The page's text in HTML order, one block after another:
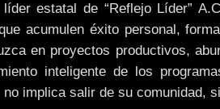
estatal de “Reflejo Líder”
acumulen éxito personal,
en proyectos productivos,
inteligente de los
implica salir de su comunidad,